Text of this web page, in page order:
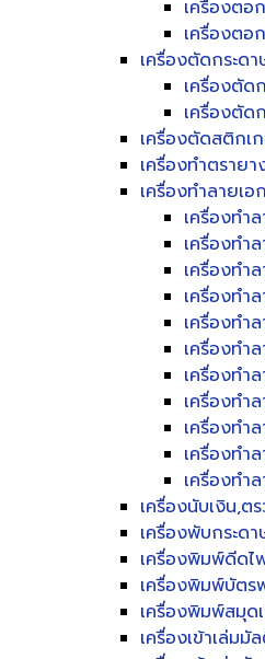
เครื่องตอ
เครื่องตอ
เครื่องตัดกระดา
เครื่องตัด
เครื่องตัด
เครื่องตัดสติกเ
เครื่องทำตราย
เครื่องทำลายเอ
เครื่องทำ
เครื่องทำ
เครื่องทำ
เครื่องทำ
เครื่องทำ
เครื่องทำ
เครื่องทำ
เครื่องทำ
เครื่องทำ
เครื่องทำ
เครื่องทำ
เครื่องนับเงิน,ต
เครื่องพับกระด
เครื่องพิมพ์ดีดไ
เครื่องพิมพ์บัตร
เครื่องพิมพ์สมุด
เครื่องเข้าเล่ม